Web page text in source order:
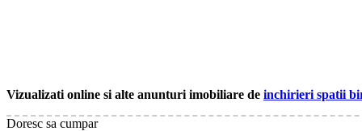
Vizualizati online si alte anunturi imobiliare de inchirieri spatii
Doresc sa cumpar